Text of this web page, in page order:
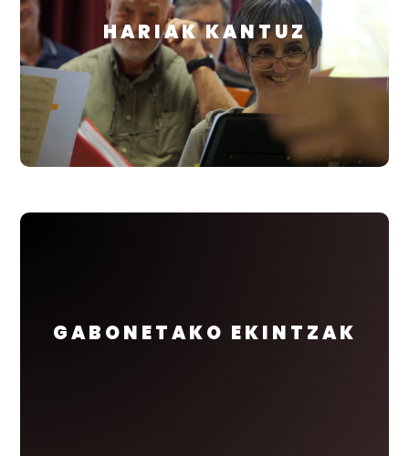
HARIAK KANTUZ
GABONETAKO EKINTZAK